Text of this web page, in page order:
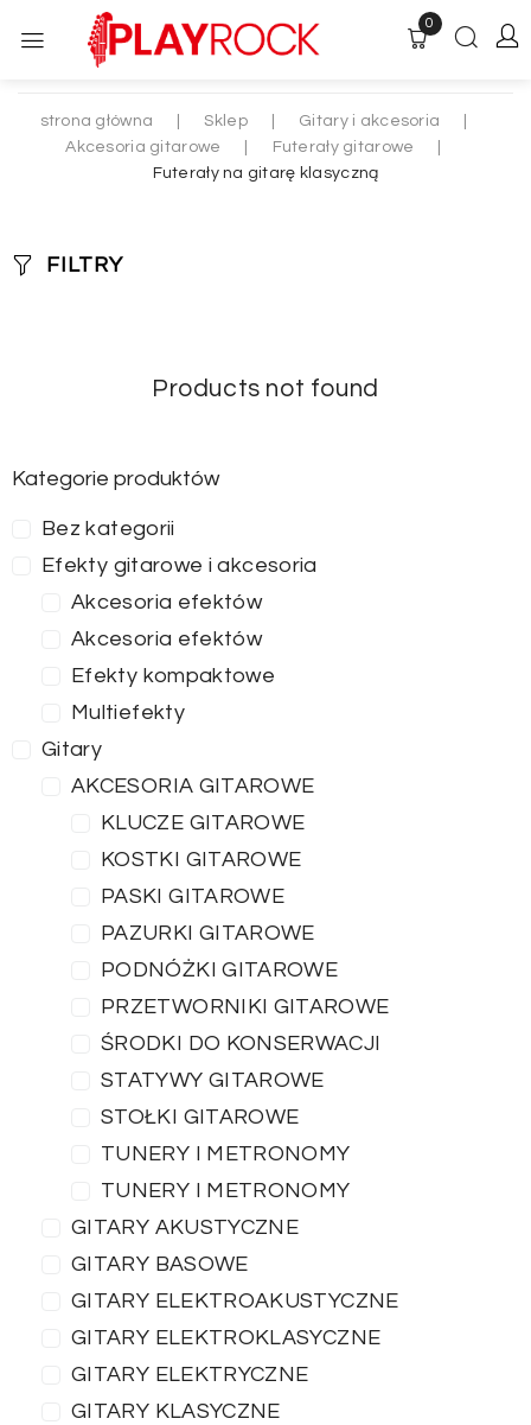
0
strona główna Sklep Gitary i akcesoria
Akcesoria gitarowe
Futerały gitarowe
Futerały na gitarę klasyczną
FILTRY
Kategorie produktów
Bez kategorii
Efekty gitarowe i akcesoria
Akcesoria efektów
Akcesoria efektów
Efekty kompaktowe
Multiefekty
Gitary
AKCESORIA GITAROWE
KLUCZE GITAROWE
KOSTKI GITAROWE
PASKI GITAROWE
PAZURKI GITAROWE
PODNÓŻKI GITAROWE
PRZETWORNIKI GITAROWE
ŚRODKI DO KONSERWACJI
STATYWY GITAROWE
STOŁKI GITAROWE
TUNERY I METRONOMY
TUNERY I METRONOMY
GITARY AKUSTYCZNE
GITARY BASOWE
GITARY ELEKTROAKUSTYCZNE
GITARY ELEKTROKLASYCZNE
GITARY ELEKTRYCZNE
GITARY KLASYCZNE
Products not found